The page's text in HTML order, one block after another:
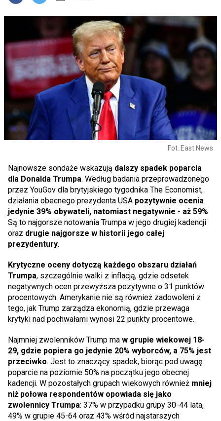
Fot. East News
Najnowsze sondaże wskazują dalszy spadek poparcia
dla Donalda Trumpa. Według badania przeprowadzonego
przez YouGov dla brytyjskiego tygodnika The Economist,
działania obecnego prezydenta USA pozytywnie ocenia
jedynie 39% obywateli, natomiast negatywnie - aż 59%.
Są to najgorsze notowania Trumpa w jego drugiej kadencji
oraz drugie najgorsze w historii jego całej
prezydentury.
Krytyczne oceny dotyczą każdego obszaru działań
Trumpa, szczególnie walki z inflacją, gdzie odsetek
negatywnych ocen przewyższa pozytywne o 31 punktów
procentowych. Amerykanie nie są również zadowoleni z
tego, jak Trump zarządza ekonomią, gdzie przewaga
krytyki nad pochwałami wynosi 22 punkty procentowe.
Najmniej zwolenników Trump ma w grupie wiekowej 18-
29, gdzie popiera go jedynie 20% wyborców, a 75% jest
przeciwko. Jest to znaczący spadek, biorąc pod uwagę
poparcie na poziomie 50% na początku jego obecnej
kadencji. W pozostałych grupach wiekowych również mniej
niż połowa respondentów opowiada się jako
zwolennicy Trumpa: 37% w przypadku grupy 30-44 lata,
49% w grupie 45-64 oraz 43% wśród najstarszych